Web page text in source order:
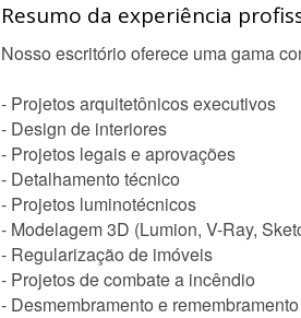
Resumo da experiência
Nosso escritório oferece uma gama
- Projetos arquitetônicos executivos
- Design de interiores
- Projetos legais e aprovações
- Detalhamento técnico
- Projetos luminotécnicos
- Modelagem 3D (Lumion, V-Ray,
- Regularização de imóveis
- Projetos de combate a incêndio
- Desmembramento e